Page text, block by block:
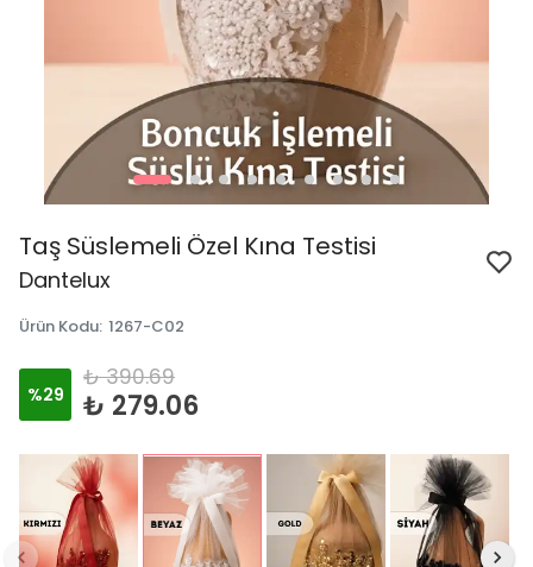
Taş Süslemeli Özel Kına Testisi
Dantelux
Ürün Kodu: 1267-C02
%29
₺ 390.69
₺ 279.06